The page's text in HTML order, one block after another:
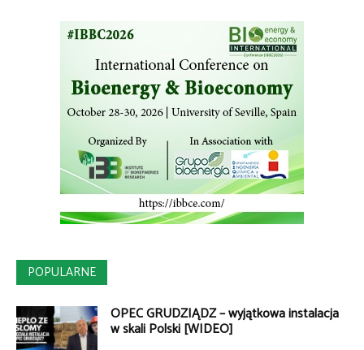
POPULARNE
OPEC GRUDZIĄDZ – wyjątkowa instalacja
w skali Polski [WIDEO]